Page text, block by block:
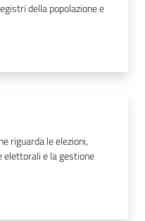
della popolazione e
riguarda le elezioni,
e la gestione